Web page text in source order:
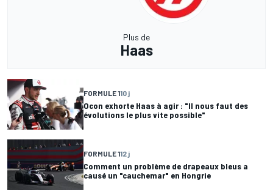
Plus de
Haas
FORMULE 110 j
Ocon exhorte Haas à agir : "Il nous faut des
évolutions le plus vite possible"
FORMULE 112 j
Comment un problème de drapeaux bleus a
causé un "cauchemar" en Hongrie